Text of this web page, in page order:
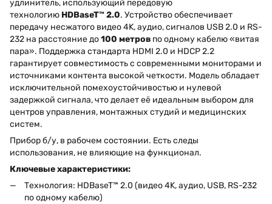
удлинитель, использующий передовую
технологию HDBaseT™ 2.0. Устройство обеспечивает
передачу несжатого видео 4K, аудио, сигналов USB 2.0 и RS-
232 на расстояние до100 метров по одному кабелю «витая
пара». Поддержка стандарта HDMI 2.0 и HDCP 2.2
гарантирует совместимость с современными мониторами и
источниками контента высокой четкости. Модель обладает
исключительной помехоустойчивостью и нулевой
задержкой сигнала, что делает её идеальным выбором для
центров управления, монтажных студий и медицинских
систем.
Прибор б/у, в рабочем состоянии. Есть следы
использования, не влияющие на функционал.
Ключевые характеристики:
Технология: HDBaseT™ 2.0 (видео 4K, аудио, USB, RS-232
по одному кабелю)